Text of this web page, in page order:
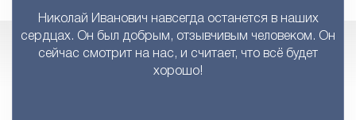
Николай Иванович навсегда останется в наших
сердцах. Он был добрым, отзывчивым человеком. Он
сейчас смотрит на нас, и считает, что всё будет
хорошо!